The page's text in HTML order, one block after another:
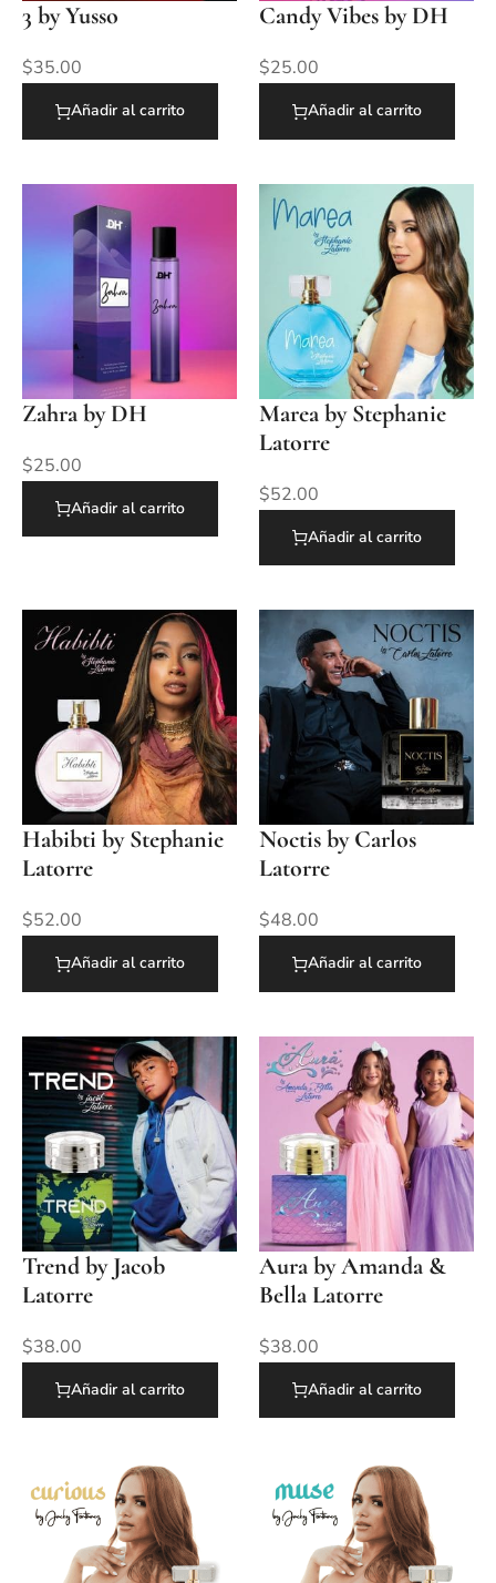
3 by Yusso
$35.00
Añadir al carrito
Candy Vibes by DH
$25.00
Añadir al carrito
Zahra by DH
$25.00
Añadir al carrito
Marea by Stephanie
Latorre
$52.00
Añadir al carrito
Habibti by Stephanie
Latorre
$52.00
Añadir al carrito
Noctis by Carlos
Latorre
$48.00
Añadir al carrito
Trend by Jacob
Latorre
$38.00
Añadir al carrito
Aura by Amanda &
Bella Latorre
$38.00
Añadir al carrito